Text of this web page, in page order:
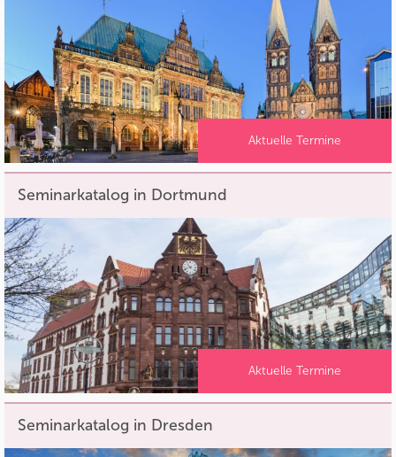
Aktuelle Termine
Seminarkatalog in Dortmund
Aktuelle Termine
Seminarkatalog in Dresden